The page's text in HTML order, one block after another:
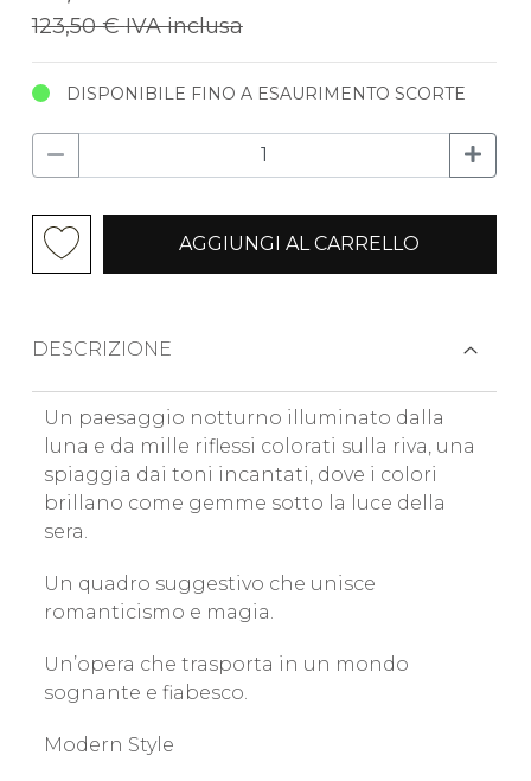
123,50 €IVA inclusa
DISPONIBILE FINO A ESAURIMENTO SCORTE
AGGIUNGI AL CARRELLO
DESCRIZIONE
Un paesaggio notturno illuminato dalla
luna e da mille riflessi colorati sulla riva, una
spiaggia dai toni incantati, dove i colori
brillano come gemme sotto la luce della
sera.
Un quadro suggestivo che unisce
romanticismo e magia.
Un’opera che trasporta in un mondo
sognante e fiabesco.
Modern Style